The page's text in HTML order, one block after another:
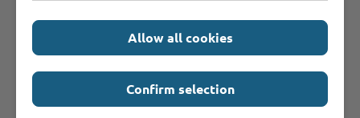
M N O
Allow all cookies
Confirm selection